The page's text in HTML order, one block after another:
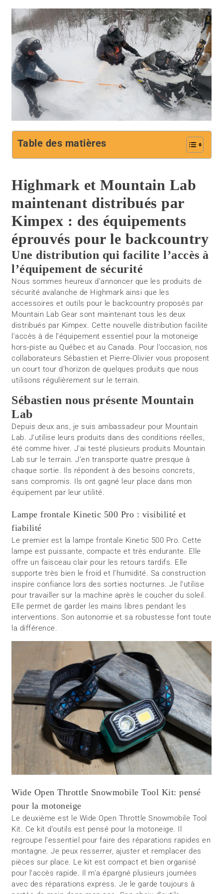
Table des matières
Highmark et Mountain Lab
maintenant distribués par
Kimpex : des équipements
éprouvés pour le backcountry
Une distribution qui facilite l’accès à
l’équipement de sécurité
Nous sommes heureux d’annoncer que les produits de
sécurité avalanche de Highmark ainsi que les
accessoires et outils pour le backcountry proposés par
Mountain Lab Gear sont maintenant tous les deux
distribués par Kimpex. Cette nouvelle distribution facilite
l’accès à de l’équipement essentiel pour la motoneige
hors-piste au Québec et au Canada. Pour l’occasion, nos
collaborateurs Sébastien et Pierre-Olivier vous proposent
un court tour d’horizon de quelques produits que nous
utilisons régulièrement sur le terrain.
Sébastien nous présente Mountain
Lab
Depuis deux ans, je suis ambassadeur pour Mountain
Lab. J’utilise leurs produits dans des conditions réelles,
été comme hiver. J’ai testé plusieurs produits Mountain
Lab sur le terrain. J’en transporte quatre presque à
chaque sortie. Ils répondent à des besoins concrets,
sans compromis. Ils ont gagné leur place dans mon
équipement par leur utilité.
Lampe frontale Kinetic 500 Pro : visibilité et
fiabilité
Le premier est la lampe frontale Kinetic 500 Pro. Cette
lampe est puissante, compacte et très endurante. Elle
offre un faisceau clair pour les retours tardifs. Elle
supporte très bien le froid et l’humidité. Sa construction
inspire confiance lors des sorties nocturnes. Je l’utilise
pour travailler sur la machine après le coucher du soleil.
Elle permet de garder les mains libres pendant les
interventions. Son autonomie et sa robustesse font toute
la différence.
Wide Open Throttle Snowmobile Tool Kit: pensé
pour la motoneige
Le deuxième est le Wide Open Throttle Snowmobile Tool
Kit. Ce kit d’outils est pensé pour la motoneige. Il
regroupe l’essentiel pour faire des réparations rapides en
montagne. Je peux resserrer, ajuster et remplacer des
pièces sur place. Le kit est compact et bien organisé
pour l’accès rapide. Il m’a épargné plusieurs journées
avec des réparations express. Je le garde toujours à